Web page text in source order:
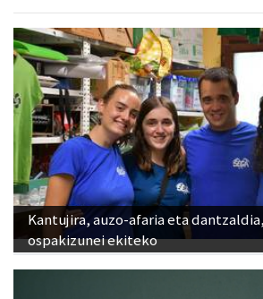
Kantujira, auzo-afaria eta
ospakizunei ekiteko